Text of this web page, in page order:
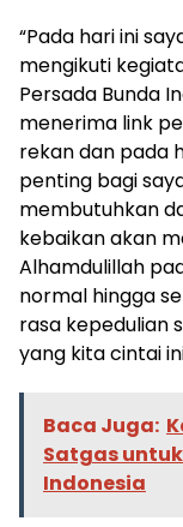
“Pada hari ini
mengikuti
Persada Bunda
menerima link
rekan dan pada
penting bagi
membutuhkan
kebaikan akan
Alhamdulillah
normal hingga
rasa kepedulian
yang kita cintai
Baca Juga:
Satgas
Indonesia